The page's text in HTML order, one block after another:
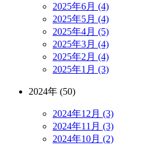
2025年6月 (4)
2025年5月 (4)
2025年4月 (5)
2025年3月 (4)
2025年2月 (4)
2025年1月 (3)
2024年 (50)
2024年12月 (3)
2024年11月 (3)
2024年10月 (2)